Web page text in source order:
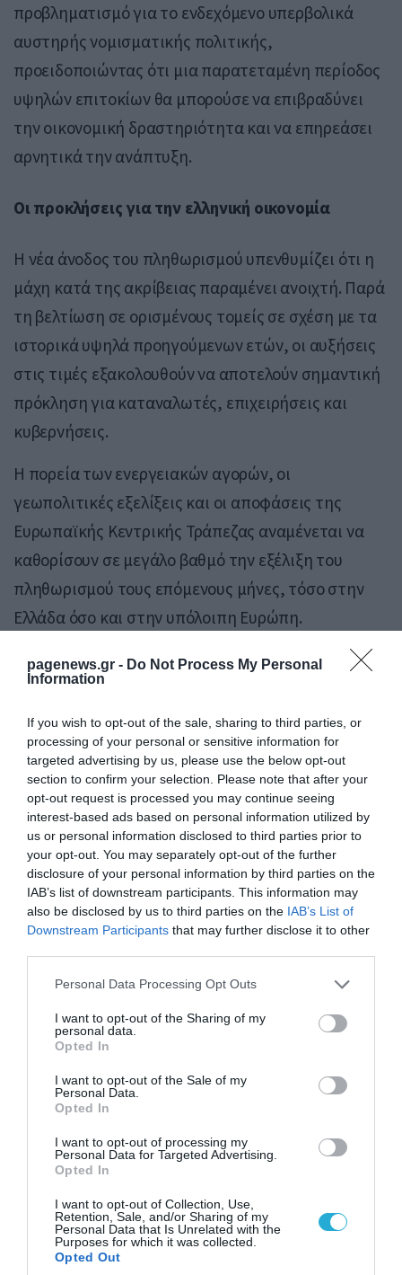
pagenews.gr - Do Not Process My Personal
Information
If you wish to opt-out of the sale, sharing to third parties, or
processing of your personal or sensitive information for
targeted advertising by us, please use the below opt-out
section to confirm your selection. Please note that after your
opt-out request is processed you may continue seeing
interest-based ads based on personal information utilized by
us or personal information disclosed to third parties prior to
your opt-out. You may separately opt-out of the further
disclosure of your personal information by third parties on the
IAB’s list of downstream participants. This information may
also be disclosed by us to third parties on the IAB’s List of
Downstream Participants that may further disclose it to other
Please note that this website/app uses one or more Google
not limited to your visit or usage behaviour. You may click to
grant or deny consent to Google and its third-party tags to
use your data for below specified purposes in below Google
consent section.
Personal Data Processing Opt Outs
I want to opt-out of the Sharing of my
personal data.
Opted In
I want to opt-out of the Sale of my
Personal Data.
Opted In
I want to opt-out of processing my
Personal Data for Targeted Advertising.
Opted In
I want to opt-out of Collection, Use,
Retention, Sale, and/or Sharing of my
Personal Data that Is Unrelated with the
Purposes for which it was collected.
Opted Out
προβληματισμό για το ενδεχόμενο υπερβολικά
αυστηρής νομισματικής πολιτικής,
προειδοποιώντας ότι μια παρατεταμένη περίοδος
υψηλών επιτοκίων θα μπορούσε να επιβραδύνει
την οικονομική δραστηριότητα και να επηρεάσει
αρνητικά την ανάπτυξη.
Οι προκλήσεις για την ελληνική οικονομία
Η νέα άνοδος του πληθωρισμού υπενθυμίζει ότι η
μάχη κατά της ακρίβειας παραμένει ανοιχτή. Παρά
τη βελτίωση σε ορισμένους τομείς σε σχέση με τα
ιστορικά υψηλά προηγούμενων ετών, οι αυξήσεις
στις τιμές εξακολουθούν να αποτελούν σημαντική
πρόκληση για καταναλωτές, επιχειρήσεις και
κυβερνήσεις.
Η πορεία των ενεργειακών αγορών, οι
γεωπολιτικές εξελίξεις και οι αποφάσεις της
Ευρωπαϊκής Κεντρικής Τράπεζας αναμένεται να
καθορίσουν σε μεγάλο βαθμό την εξέλιξη του
πληθωρισμού τους επόμενους μήνες, τόσο στην
Ελλάδα όσο και στην υπόλοιπη Ευρώπη.
Πηγή: Pagenews.gr
PAGENEWS EDITOR
Δημοσιογράφος με εμπειρία στη σύνταξη και
επιμέλεια ειδησεογραφικού περιεχομένου, με
και την άμεση κάλυψη των σημαντικότερων
εξελίξεων στην Ελλάδα και το εξωτερικό.
και γενικού ενδιαφέροντος θέματα,
διασφαλίζοντας την έγκυρη και έγκαιρη
ενημέρωση του κοινού. Απόφοιτος Τμήματος
Δημοσιογραφίας και Μέσων Μαζικής